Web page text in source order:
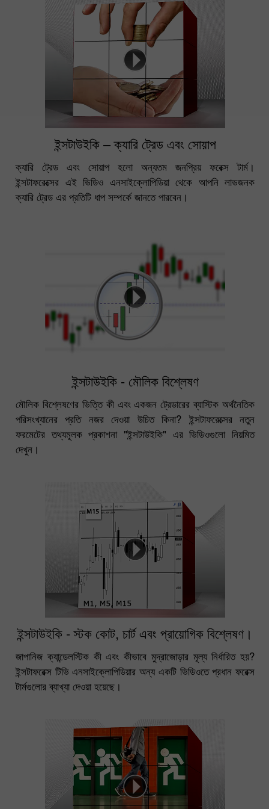
ইন্সটাউইকি – ক্যারি ট্রেড এবং সোয়াপ
ক্যারি ট্রেড এবং সোয়াপ হলো অন্যতম জনপ্রিয় ফরেক্স টার্ম।
ইন্সটাফরেক্সের এই ভিডিও এনসাইক্লোপিডিয়া থেকে আপনি লাভজনক
ক্যারি ট্রেড এর প্রতিটি ধাপ সম্পর্কে জানতে পারবেন।
ইন্সটাউইকি - মৌলিক বিশ্লেষণ
মৌলিক বিশ্লেষণের ভিত্তি কী এবং একজন ট্রেডারের ব্যাস্টিক অর্থনৈতিক
পরিসংখ্যানের প্রতি নজর দেওয়া উচিত কিনা? ইন্সটাফরেক্সের নতুন
ফরমেটের তথ্যমূলক প্রকাশনা "ইন্সটাউইকি" এর ভিডিওগুলো নিয়মিত
দেখুন।
ইন্সটাউইকি - স্টক কোট, চার্ট এবং প্রায়োগিক বিশ্লেষণ।
জাপানিজ ক্যান্ডেলস্টিক কী এবং কীভাবে মুদ্রাজোড়ার মূল্য নির্ধারিত হয়?
ইন্সটাফরেক্স টিভি এনসাইক্লোপিডিয়ার অন্য একটি ভিডিওতে প্রধান ফরেক্স
টার্মগুলোর ব্যাখ্যা দেওয়া হয়েছে।